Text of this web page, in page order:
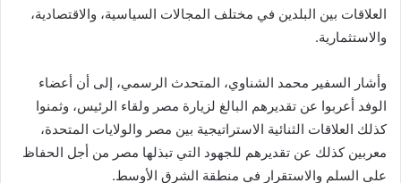
العلاقات بين البلدين في مختلف المجالات السياسية، والاقتصادية،
والاستثمارية.
وأشار السفير محمد الشناوي، المتحدث الرسمي، إلى أن أعضاء
الوفد أعربوا عن تقديرهم البالغ لزيارة مصر ولقاء الرئيس، وثمنوا
كذلك العلاقات الثنائية الاستراتيجية بين مصر والولايات المتحدة،
معربين كذلك عن تقديرهم للجهود التي تبذلها مصر من أجل الحفاظ
على السلم والاستقرار في منطقة الشرق الأوسط.